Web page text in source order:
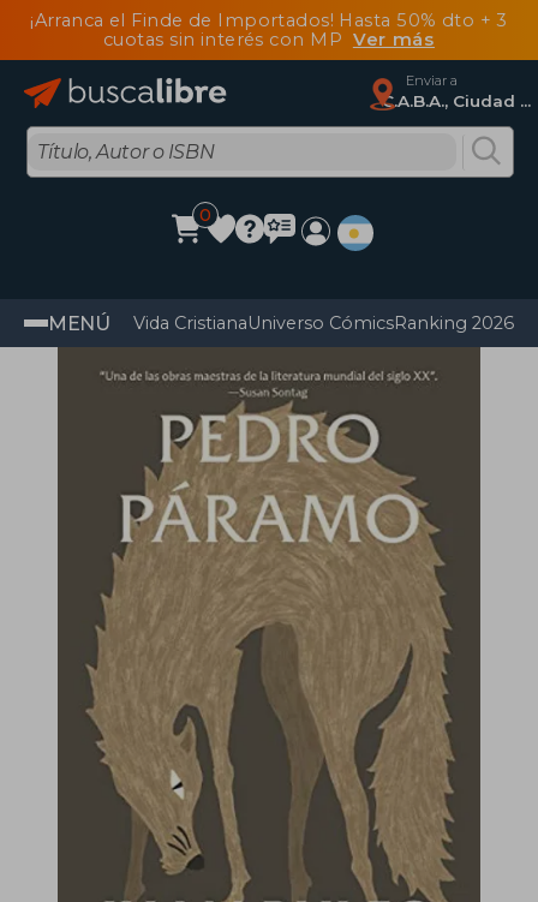
¡Arranca el Finde de Importados! Hasta 50% dto + 3
cuotas sin interés con MP Ver más
Enviar a
C.A.B.A., Ciudad Autónoma De Buenos Aires
0
MENÚ Vida CristianaUniverso CómicsRanking 2026